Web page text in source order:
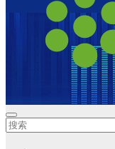
艾邦气凝胶论坛
气凝胶材料及应用，